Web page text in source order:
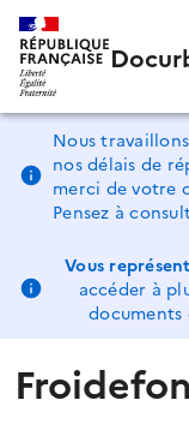
Nous
nos délais de
merci de votre
Pensez à
Vous
accéder à
documents